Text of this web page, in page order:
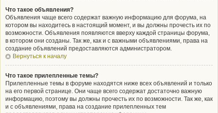
Что такое объявления?
Объявления чаще всего содержат важную информацию для форума, на
котором вы находитесь в настоящий момент, и вы должны прочесть их по
возможности. Объявления появляются вверху каждой страницы форума,
в котором они созданы. Так же, как и с важными объявлениями, права на
создание объявлений предоставляются администратором.
Вернуться к началу
Что такое прилепленные темы?
Прилепленные темы в форуме находятся ниже всех объявлений и только
на его первой странице. Они чаще всего содержат достаточно важную
информацию, поэтому вы должны прочесть их по возможности. Так же, как
и с объявлениями, права на создание прилепленных тем